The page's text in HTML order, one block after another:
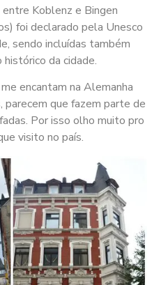
Koblenz e Bingen
foi declarado pela Unesco
sendo incluídas também
da cidade.
encantam na Alemanha
parecem que fazem parte de
Por isso olho muito pro
visito no país.